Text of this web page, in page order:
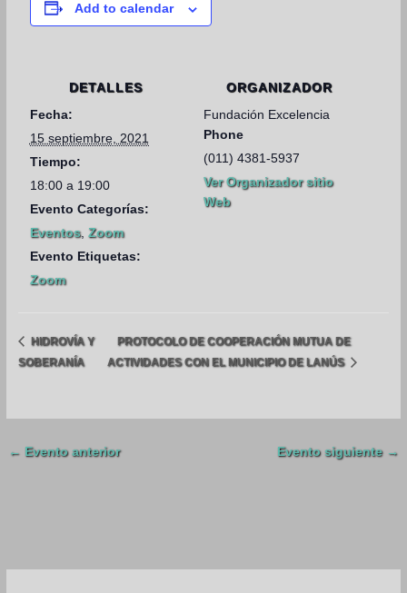
Add to calendar
DETALLES
Fecha:
15 septiembre, 2021
Tiempo:
18:00 a 19:00
Evento Categorías:
Eventos, Zoom
Evento Etiquetas:
Zoom
ORGANIZADOR
Fundación Excelencia
Phone
(011) 4381-5937
Ver Organizador sitio
Web
HIDROVÍA Y
SOBERANÍA
PROTOCOLO DE COOPERACIÓN MUTUA DE
ACTIVIDADES CON EL MUNICIPIO DE LANÚS
← Evento anterior Evento siguiente →